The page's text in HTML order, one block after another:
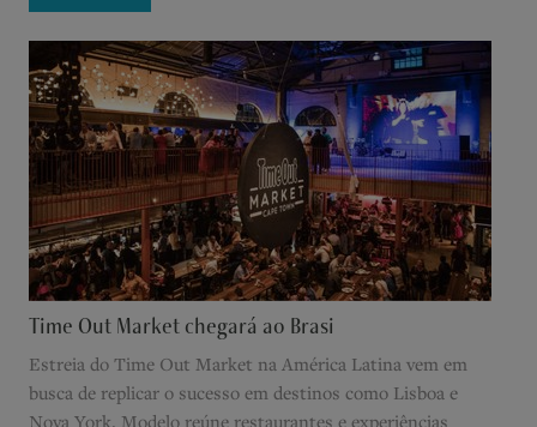
Time Out Market chegará ao Brasi
Estreia do Time Out Market na América Latina vem em
busca de replicar o sucesso em destinos como Lisboa e